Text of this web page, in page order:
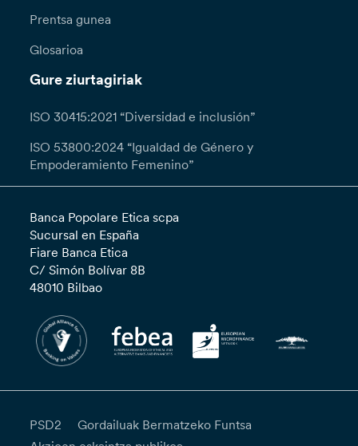
Prentsa gunea
Glosarioa
Gure ziurtagiriak
ISO 30415:2021 “Diversidad e inclusión”
ISO 53800:2024 “Igualdad de Género y
Empoderamiento Femenino”
Banca Popolare Etica scpa
Sucursal en España
Fiare Banca Etica
C/ Simón Bolívar 8B
48010 Bilbao
PSD2
Gordailuak Bermatzeko Funtsa